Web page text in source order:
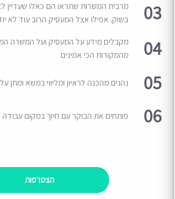
03
מרבית המשרות שתראו הם כאלו שעדיין
בשוק. אפילו אצל המעסיק הרוב עוד לא
04
מקבלים מידע על המעסיק ועל המשרה
מהמקורות הכי אמינים
05 נהנים מהכנה לראיון ומליווי במשא ומתן
06 פותחים את הבוקר עם חיוך במקום
הצטרפות